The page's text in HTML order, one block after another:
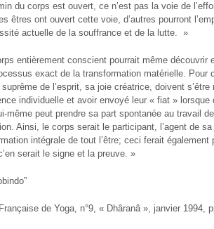
du corps est ouvert, ce n’est pas la voie de
êtres ont ouvert cette voie, d’autres pourront
actuelle de la souffrance et de la lutte. »
entièrement conscient pourrait même découvrir
exact de la transformation matérielle. Pour
suprême de l’esprit, sa joie créatrice, doivent
individuelle et avoir envoyé leur « fiat »
même peut prendre sa part spontanée au travail
Ainsi, le corps serait le participant, l’agent de
intégrale de tout l’être; ceci ferait
serait le signe et la preuve. »
de Yoga, n°9, « Dhâranâ », janvier 1994,